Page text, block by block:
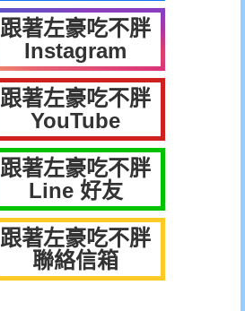
跟著左豪吃不胖
Instagram
跟著左豪吃不胖
YouTube
跟著左豪吃不胖
Line 好友
跟著左豪吃不胖
聯絡信箱